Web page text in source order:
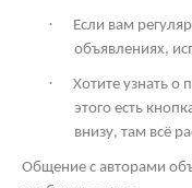
·
Если вам
объявлениях,
·
Хотите узнать о
этого есть
внизу, там всё
Общение с авторами